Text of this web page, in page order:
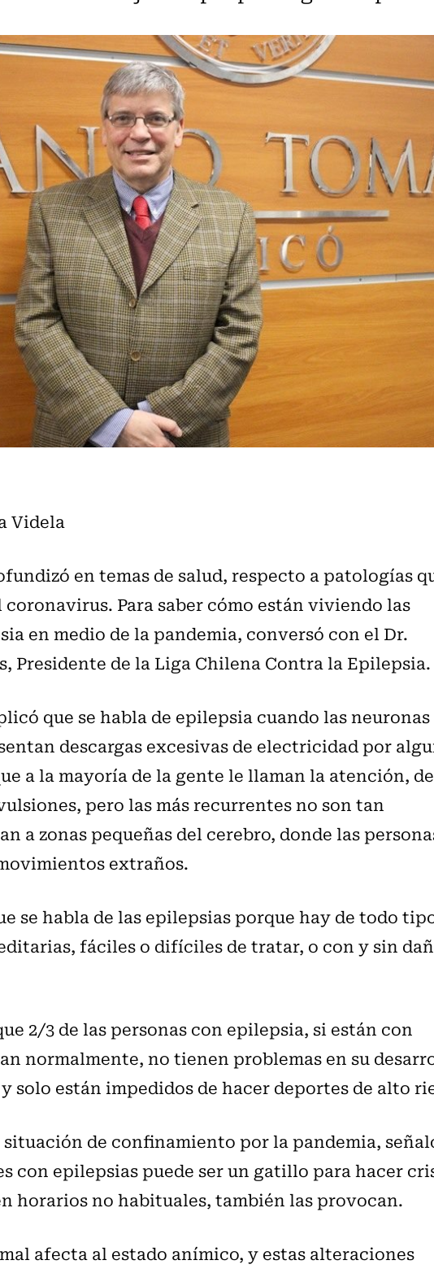
Videla
en temas de salud, respecto a patologías
Para saber cómo están viviendo las
en medio de la pandemia, conversó con el Dr.
Presidente de la Liga Chilena Contra la Epilepsia.
que se habla de epilepsia cuando las neuronas
descargas excesivas de electricidad por
a la mayoría de la gente le llaman la atención,
pero las más recurrentes no son tan
a zonas pequeñas del cerebro, donde las
extraños.
se habla de las epilepsias porque hay de todo
fáciles o difíciles de tratar, o con y sin
2/3 de las personas con epilepsia, si están con
normalmente, no tienen problemas en su
solo están impedidos de hacer deportes de alto
de confinamiento por la pandemia,
con epilepsias puede ser un gatillo para hacer
horarios no habituales, también las provocan.
afecta al estado anímico, y estas alteraciones